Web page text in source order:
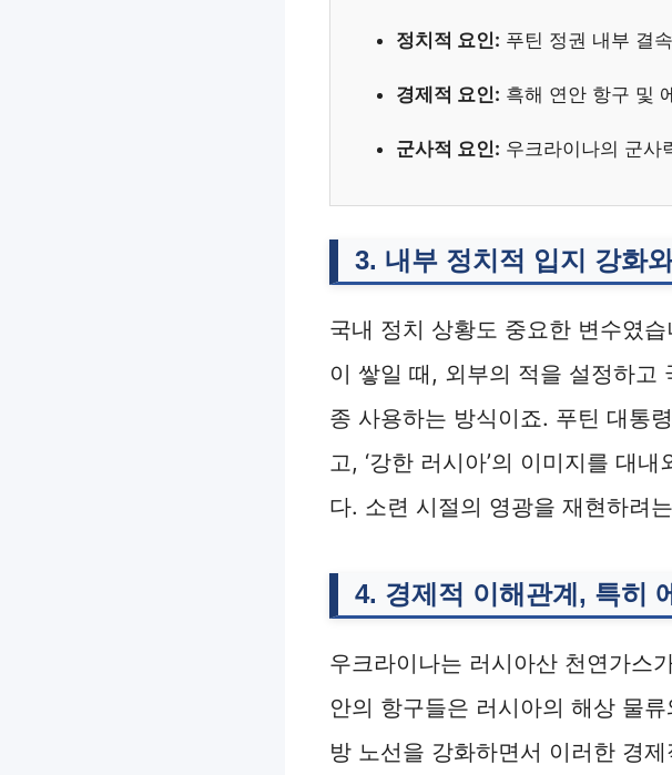
정치적 요인: 푸틴 정권 내부 결
경제적 요인: 흑해 연안 항구 및
군사적 요인: 우크라이나의 군사
3. 내부 정치적 입지 강화
국내 정치 상황도 중요한 변수였
이 쌓일 때, 외부의 적을 설정하고
종 사용하는 방식이죠. 푸틴 대통
고, ‘강한 러시아’의 이미지를 대
다. 소련 시절의 영광을 재현하려
4. 경제적 이해관계, 특히
우크라이나는 러시아산 천연가스
안의 항구들은 러시아의 해상 물
방 노선을 강화하면서 이러한 경